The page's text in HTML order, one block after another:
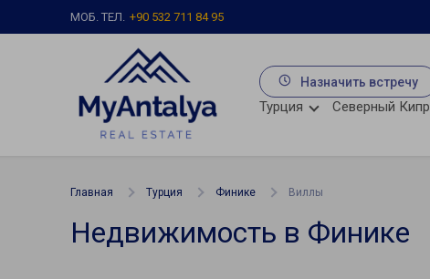
МОБ. ТЕЛ. +90 532 711 84 95
Назначить встречу
Турция Северный Кипр
Главная Турция Финике Виллы
Недвижимость в Финике